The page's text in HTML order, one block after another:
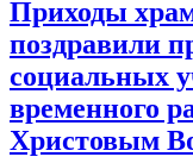
Приходы
поздравили
социальных
временного
Христовым